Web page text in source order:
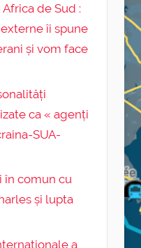
de Sud :
îi spune
și vom face
ca « agenți
SUA-
în comun cu
și lupta
a